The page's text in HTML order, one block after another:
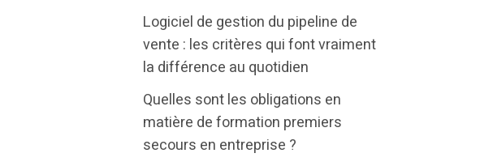
t
t
e
b
o
k
e
d
i
n
Logiciel de gestion du pipeline de
vente : les critères qui font vraiment
la différence au quotidien
Quelles sont les obligations en
matière de formation premiers
secours en entreprise ?